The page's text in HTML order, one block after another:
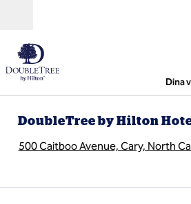
Dina
DoubleTree by Hilton
500 Caitboo Avenue, Cary, North